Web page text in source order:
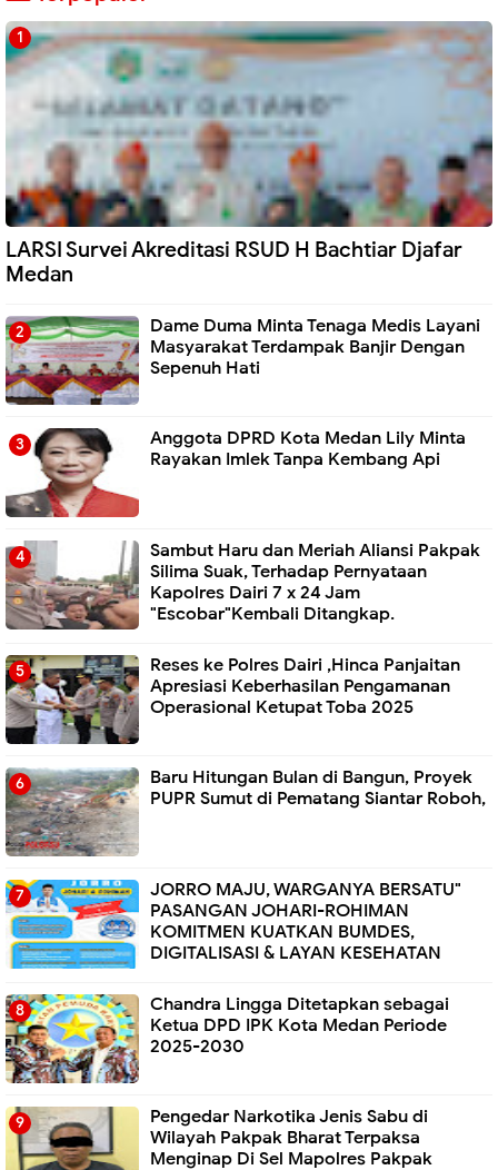
LARSI Survei Akreditasi RSUD H Bachtiar Djafar
Medan
Dame Duma Minta Tenaga Medis Layani
Masyarakat Terdampak Banjir Dengan
Sepenuh Hati
Anggota DPRD Kota Medan Lily Minta
Rayakan Imlek Tanpa Kembang Api
Sambut Haru dan Meriah Aliansi Pakpak
Silima Suak, Terhadap Pernyataan
Kapolres Dairi 7 x 24 Jam
"Escobar"Kembali Ditangkap.
Reses ke Polres Dairi ,Hinca Panjaitan
Apresiasi Keberhasilan Pengamanan
Operasional Ketupat Toba 2025
Baru Hitungan Bulan di Bangun, Proyek
PUPR Sumut di Pematang Siantar Roboh,
JORRO MAJU, WARGANYA BERSATU"
PASANGAN JOHARI-ROHIMAN
KOMITMEN KUATKAN BUMDES,
DIGITALISASI & LAYAN KESEHATAN
Chandra Lingga Ditetapkan sebagai
Ketua DPD IPK Kota Medan Periode
2025-2030
Pengedar Narkotika Jenis Sabu di
Wilayah Pakpak Bharat Terpaksa
Menginap Di Sel Mapolres Pakpak